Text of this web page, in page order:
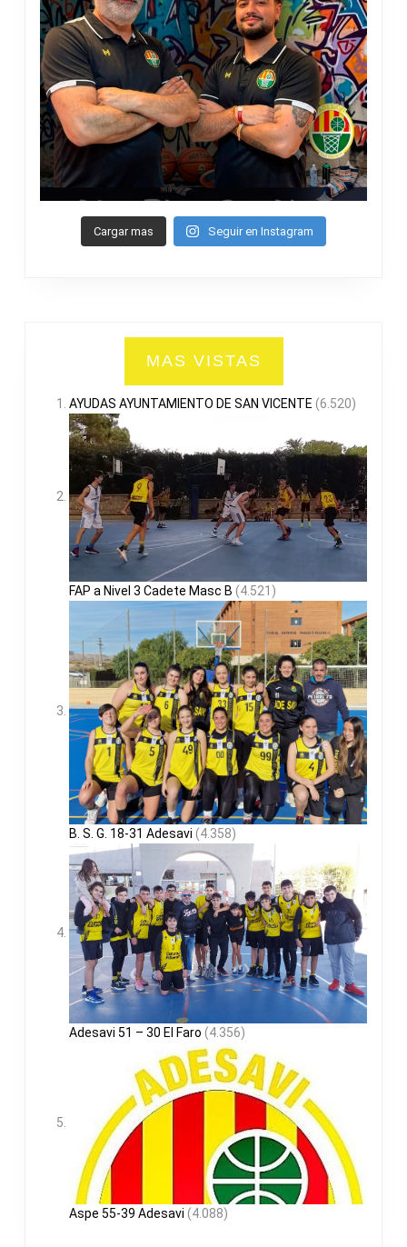
Cargar mas Seguir en Instagram
MAS VISTAS
AYUDAS AYUNTAMIENTO DE SAN VICENTE (6.520)
FAP a Nivel 3 Cadete Masc B (4.521)
B. S. G. 18-31 Adesavi (4.358)
Adesavi 51 – 30 El Faro (4.356)
Aspe 55-39 Adesavi (4.088)